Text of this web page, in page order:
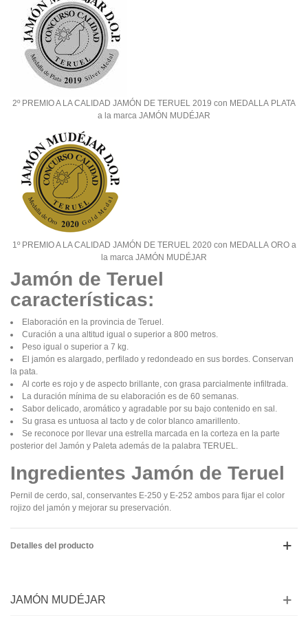
2º PREMIO A LA CALIDAD JAMÓN DE TERUEL 2019 con MEDALLA PLATA
a la marca JAMÓN MUDÉJAR
1º PREMIO A LA CALIDAD JAMÓN DE TERUEL 2020 con MEDALLA ORO a
la marca JAMÓN MUDÉJAR
Jamón de Teruel
características:
Elaboración en la provincia de Teruel.
Curación a una altitud igual o superior a 800 metros.
Peso igual o superior a 7 kg.
El jamón es alargado, perfilado y redondeado en sus bordes. Conservan
la pata.
Al corte es rojo y de aspecto brillante, con grasa parcialmente infiltrada.
La duración mínima de su elaboración es de 60 semanas.
Sabor delicado, aromático y agradable por su bajo contenido en sal.
Su grasa es untuosa al tacto y de color blanco amarillento.
Se reconoce por llevar una estrella marcada en la corteza en la parte
posterior del Jamón y Paleta además de la palabra TERUEL.
Ingredientes Jamón de Teruel
Pernil de cerdo, sal, conservantes E-250 y E-252 ambos para fijar el color
rojizo del jamón y mejorar su preservación.
Detalles del producto
JAMÓN MUDÉJAR